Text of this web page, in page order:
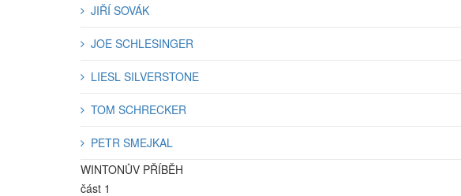
JIŘÍ SOVÁK
JOE SCHLESINGER
LIESL SILVERSTONE
TOM SCHRECKER
PETR SMEJKAL
WINTONŮV PŘÍBĚH
část 1